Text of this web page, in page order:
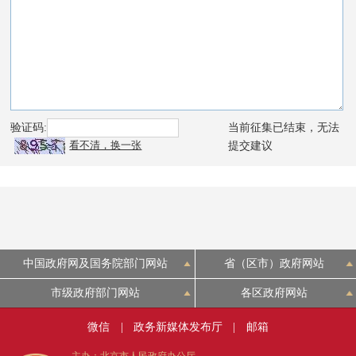
中国政府网及国务院部门网站 省（区市）政府网站
市级政府部门网站 各区政府网站
微信 政务新媒体发布厅 邮箱